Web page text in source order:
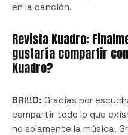
en la canción.
Revista Kuadro:
gustaría compartir
Kuadro?
BRI!!O: Gracias por
compartir todo lo que
no solamente la música.